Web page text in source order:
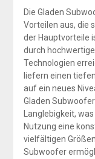
Die Gladen
Vorteilen aus, die
der Hauptvorteile
durch
Technologien
liefern einen
auf ein neues
Gladen
Langlebigkeit,
Nutzung eine
vielfältigen
Subwoofer